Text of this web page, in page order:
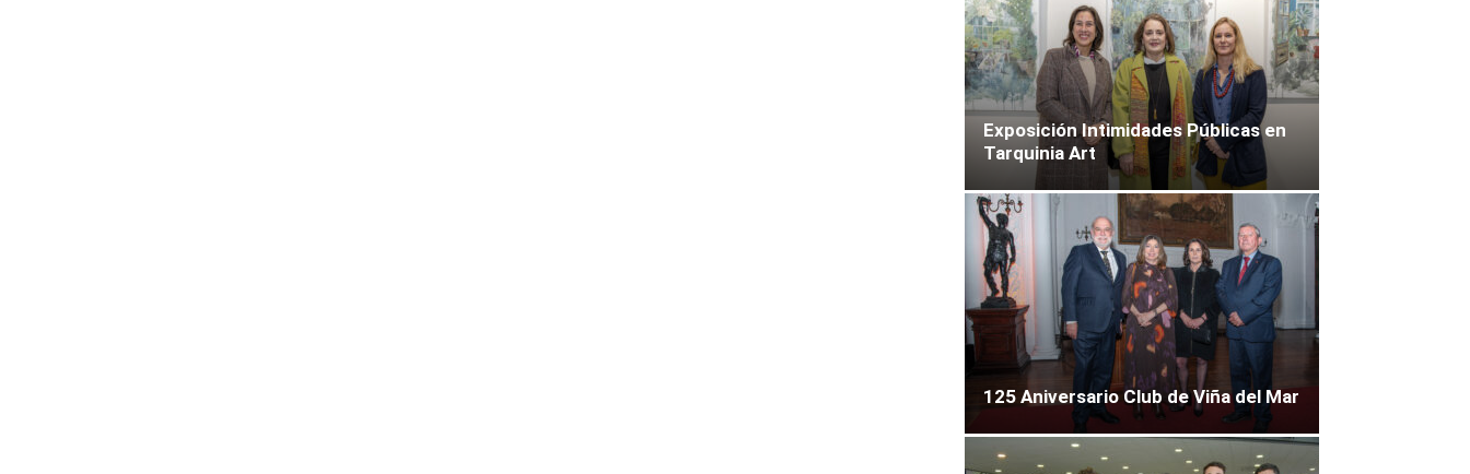
Exposición Intimidades Públicas en
Tarquinia Art
125 Aniversario Club de Viña del Mar